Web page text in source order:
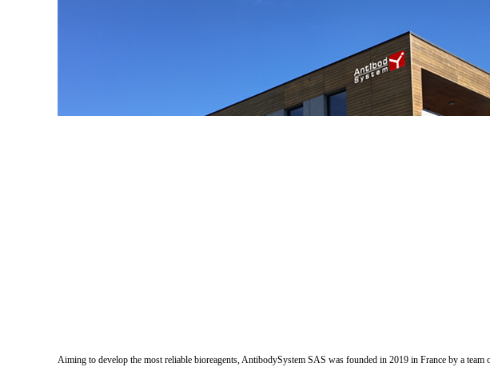
Aiming to develop the most reliable bioreagents, AntibodySystem SAS was founded in 2019 in France by a